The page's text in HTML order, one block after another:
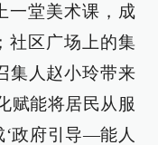
一堂美术课，成
社区广场上的集
集人赵小玲带来
赋能将居民从服
政府引导—能人